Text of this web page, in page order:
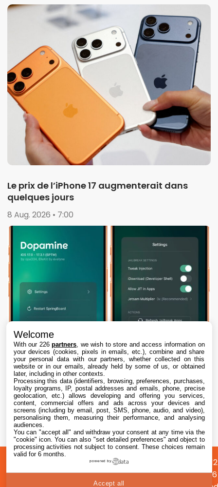
Le prix de l’iPhone 17 augmenterait dans
quelques jours
8 Aug. 2026 • 7:00
Dopamine 3, le jailbreak pour iOS 26 sur
iPhone, est disponible
7 Aug. 2026 • 22:44
propos
Préférences
cookies
Confidentialité
©
2026
Welcome
With our 226partners , we wish to store and access information on
your devices (cookies, pixels in emails, etc.), combine and share
your personal data with our partners, whether collected on this
website or in our emails, already held by some of us, or obtained
later, including in other contexts.
Processing this data (identifiers, browsing, preferences, purchases,
loyalty programs, IP, postal addresses and emails, phone, precise
geolocation, etc.) allows developing and offering you services,
content, commercial offers and ads across your devices and
screens (including by email, post, SMS, phone, audio, and video),
personalising them, measuring their performance, and analysing
audiences.
You can "accept all" and withdraw your consent at any time via the
"cookie" icon. You can also "set detailed preferences" and object to
processing activities not subject to consent. These choices remain
valid for 6 months.
powered by
Accept all